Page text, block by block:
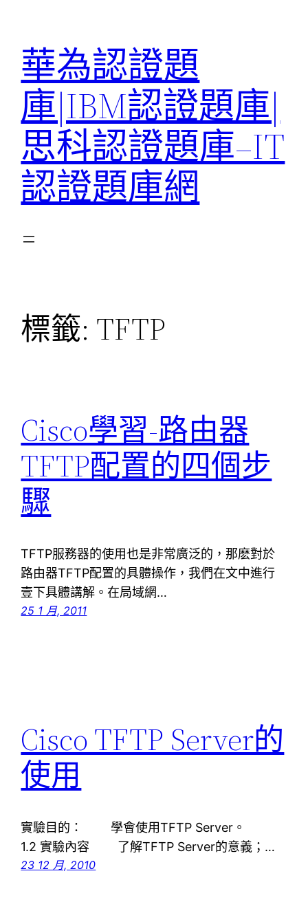
華為認證題
庫|IBM認證題庫|
思科認證題庫–IT
認證題庫網
標籤: TFTP
Cisco學習-路由器
TFTP配置的四個步
驟
TFTP服務器的使用也是非常廣泛的，那麽對於
路由器TFTP配置的具體操作，我們在文中進行
壹下具體講解。在局域網…
25 1 月, 2011
Cisco TFTP Server的
使用
實驗目的： 學會使用TFTP Server。
1.2 實驗內容 了解TFTP Server的意義；…
23 12 月, 2010